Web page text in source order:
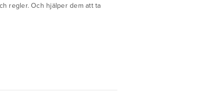
regler. Och hjälper dem att ta